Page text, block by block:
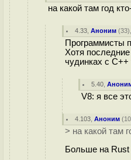
на какой там год
4.33 ,Аноним (33
Программисты
Хотя
чудинках с C++
5.40 ,
V8: я все
4.103 ,Аноним (
> на какой там
Больше на Rust